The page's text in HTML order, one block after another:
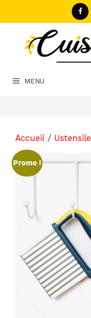
MENU
Accueil / Ustensile
Promo !